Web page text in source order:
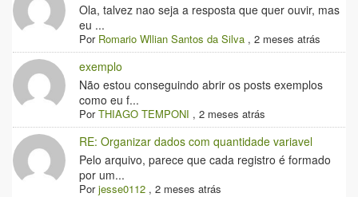
Ola, talvez nao seja a resposta que quer ouvir, mas
eu ...
Por Romario Wllian Santos da Silva ,2 meses atrás
exemplo
Não estou conseguindo abrir os posts exemplos
como eu f...
PorTHIAGO TEMPONI ,2 meses atrás
RE: Organizar dados com quantidade variavel
Pelo arquivo, parece que cada registro é formado
por um...
Porjesse0112 ,2 meses atrás